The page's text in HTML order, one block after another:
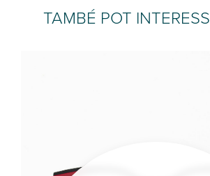
TAMBÉ POT